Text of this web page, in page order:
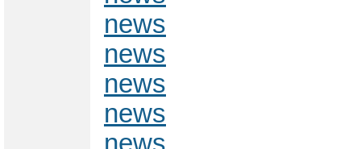
news
news
news
news
news